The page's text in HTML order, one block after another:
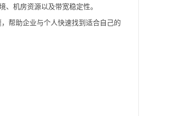
、机房资源以及带宽稳定性。
帮助企业与个人快速找到适合自己的